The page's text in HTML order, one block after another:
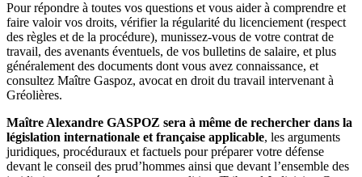
Pour répondre à toutes vos questions et vous aider à comprendre et
faire valoir vos droits, vérifier la régularité du licenciement (respect
des règles et de la procédure), munissez-vous de votre contrat de
travail, des avenants éventuels, de vos bulletins de salaire, et plus
généralement des documents dont vous avez connaissance, et
consultez Maître Gaspoz, avocat en droit du travail intervenant à
Gréolières.
Maître Alexandre GASPOZ sera à même de rechercher dans la
législation internationale et française applicable, les arguments
juridiques, procéduraux et factuels pour préparer votre défense
devant le conseil des prud’hommes ainsi que devant l’ensemble des